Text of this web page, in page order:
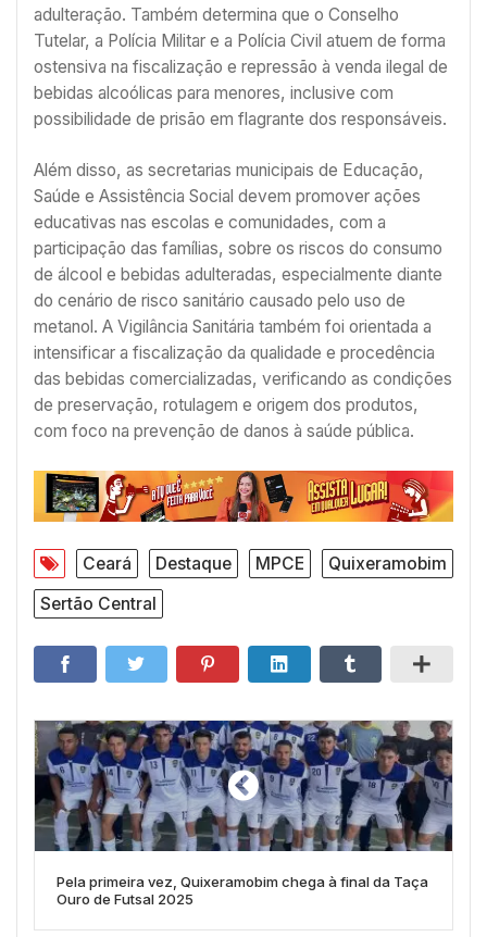
adulteração. Também determina que o Conselho
Tutelar, a Polícia Militar e a Polícia Civil atuem de forma
ostensiva na fiscalização e repressão à venda ilegal de
bebidas alcoólicas para menores, inclusive com
possibilidade de prisão em flagrante dos responsáveis.
Além disso, as secretarias municipais de Educação,
Saúde e Assistência Social devem promover ações
educativas nas escolas e comunidades, com a
participação das famílias, sobre os riscos do consumo
de álcool e bebidas adulteradas, especialmente diante
do cenário de risco sanitário causado pelo uso de
metanol. A Vigilância Sanitária também foi orientada a
intensificar a fiscalização da qualidade e procedência
das bebidas comercializadas, verificando as condições
de preservação, rotulagem e origem dos produtos,
com foco na prevenção de danos à saúde pública.
Ceará Destaque MPCE
Quixeramobim
Sertão Central
Pela primeira vez, Quixeramobim chega à final da Taça
Ouro de Futsal 2025